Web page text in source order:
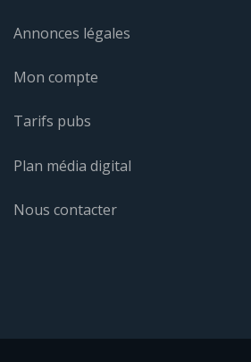
Annonces légales
Mon compte
Tarifs pubs
Plan média digital
Nous contacter